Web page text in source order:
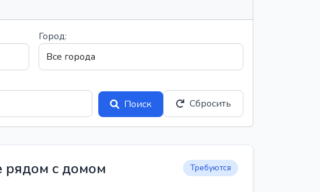
Город:
Поиск
Сбросить
рядом с домом Требуются